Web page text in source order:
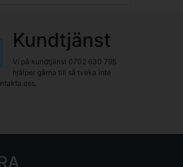
Kundtjänst
Vi på kundtjänst 0702 630 795
hjälper gärna till så tveka inte
oss.